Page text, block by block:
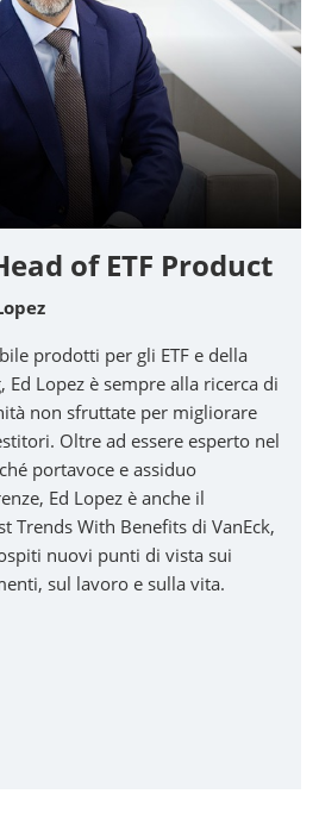
of ETF Product
prodotti per gli ETF e della
Lopez è sempre alla ricerca di
non sfruttate per migliorare
Oltre ad essere esperto nel
portavoce e assiduo
Ed Lopez è anche il
Trends With Benefits di VanEck,
nuovi punti di vista sui
sul lavoro e sulla vita.